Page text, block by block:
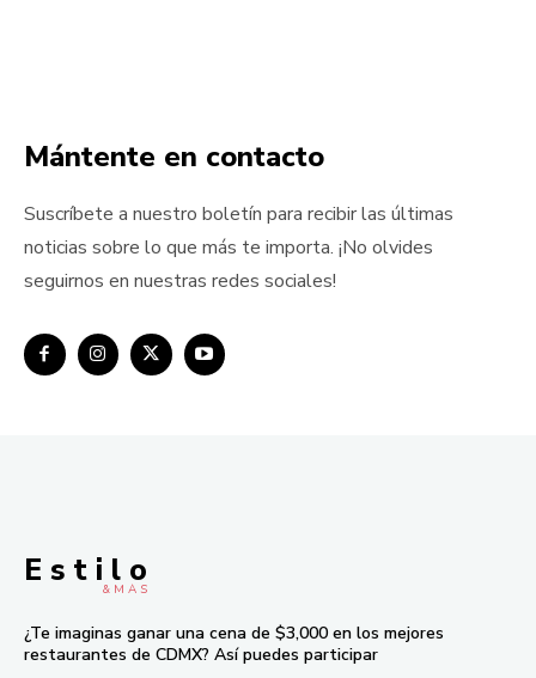
Mántente en contacto
Suscríbete a nuestro boletín para recibir las últimas
noticias sobre lo que más te importa. ¡No olvides
seguirnos en nuestras redes sociales!
E s t i l o
& M À S
¿Te imaginas ganar una cena de $3,000 en los mejores
restaurantes de CDMX? Así puedes participar